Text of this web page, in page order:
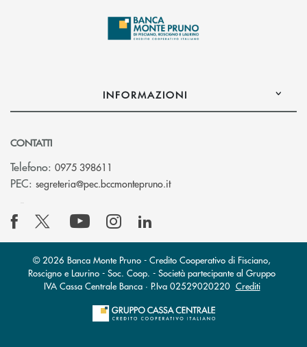
INFORMAZIONI
CONTATTI
Telefono: 0975 398611
PEC: segreteria@pec.bccmontepruno.it(si apre l’app di posta
© 2026 Banca Monte Pruno - Credito Cooperativo di Fisciano,
Roscigno e Laurino - Soc. Coop. - Società partecipante al Gruppo
IVA Cassa Centrale Banca · P.Iva 02529020220 Crediti